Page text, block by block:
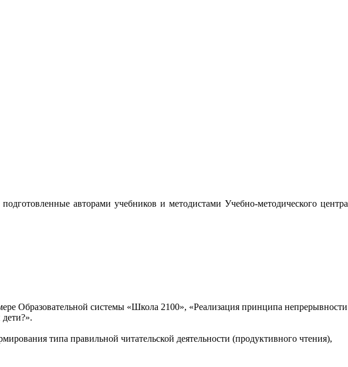
авторами учебников и методистами Учебно-методического центра
Образовательной системы «Школа 2100», «Реализация принципа непрерывности
типа правильной читательской деятельности (продуктивного чтения),